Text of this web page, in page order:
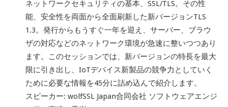
ネットワークセキュリティの基本、SSL/TLS。その性
能、安全性を両面から全面刷新した新バージョンTLS
1.3。発行からもうすぐ一年を迎え、サーバー、ブラウ
ザの対応などのネットワーク環境が急速に整いつつあり
ます。このセッションでは、新バージョンの特長を最大
限に引き出し、IoTデバイス新製品の競争力としていく
ために必要な情報を45分に詰め込んで紹介します。
スピーカー: wolfSSL Japan合同会社 ソフトウェアエンジ